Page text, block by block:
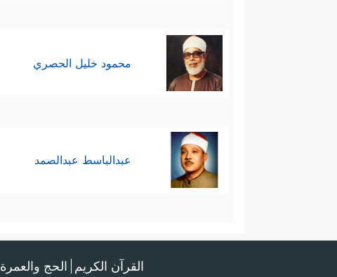
محمود خليل الحصري
عبدالباسط عبدالصمد
القرآن الكريم الحج والعمرة